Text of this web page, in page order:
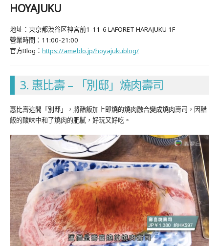
HOYAJUKU
地址：東京都渋谷区神宮前1-11-6 LAFORET HARAJUKU 1F
營業時間：11:00-21:00
官方Blog： https://ameblo.jp/hoyajukublog/
3. 惠比壽 – 「別邸」燒肉壽司
惠比壽這間「別邸」，將醋飯加上即燒的燒肉融合變成燒肉壽司，因醋
飯的酸味中和了燒肉的肥膩，好玩又好吃。